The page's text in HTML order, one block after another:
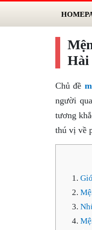
Hài
Chủ đề
người
tương
thú vị về